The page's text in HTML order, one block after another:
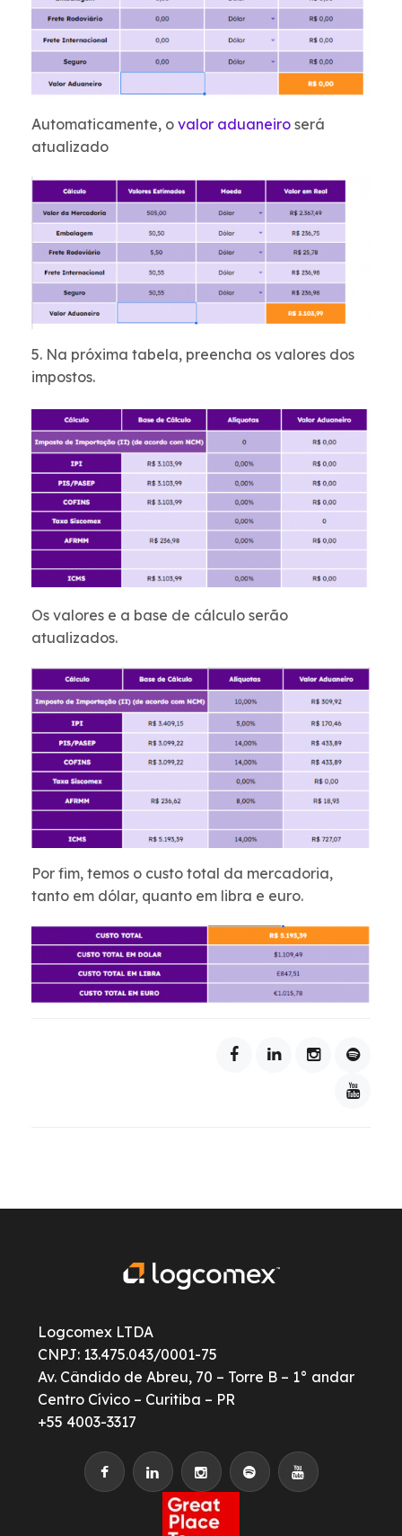
Automaticamente, o valor aduaneiro será
atualizado
5. Na próxima tabela, preencha os valores dos
impostos.
Os valores e a base de cálculo serão
atualizados.
Por fim, temos o custo total da mercadoria,
tanto em dólar, quanto em libra e euro.
Logcomex LTDA
CNPJ: 13.475.043/0001-75
Av. Cândido de Abreu, 70 – Torre B – 1° andar
Centro Cívico – Curitiba – PR
+55 4003-3317